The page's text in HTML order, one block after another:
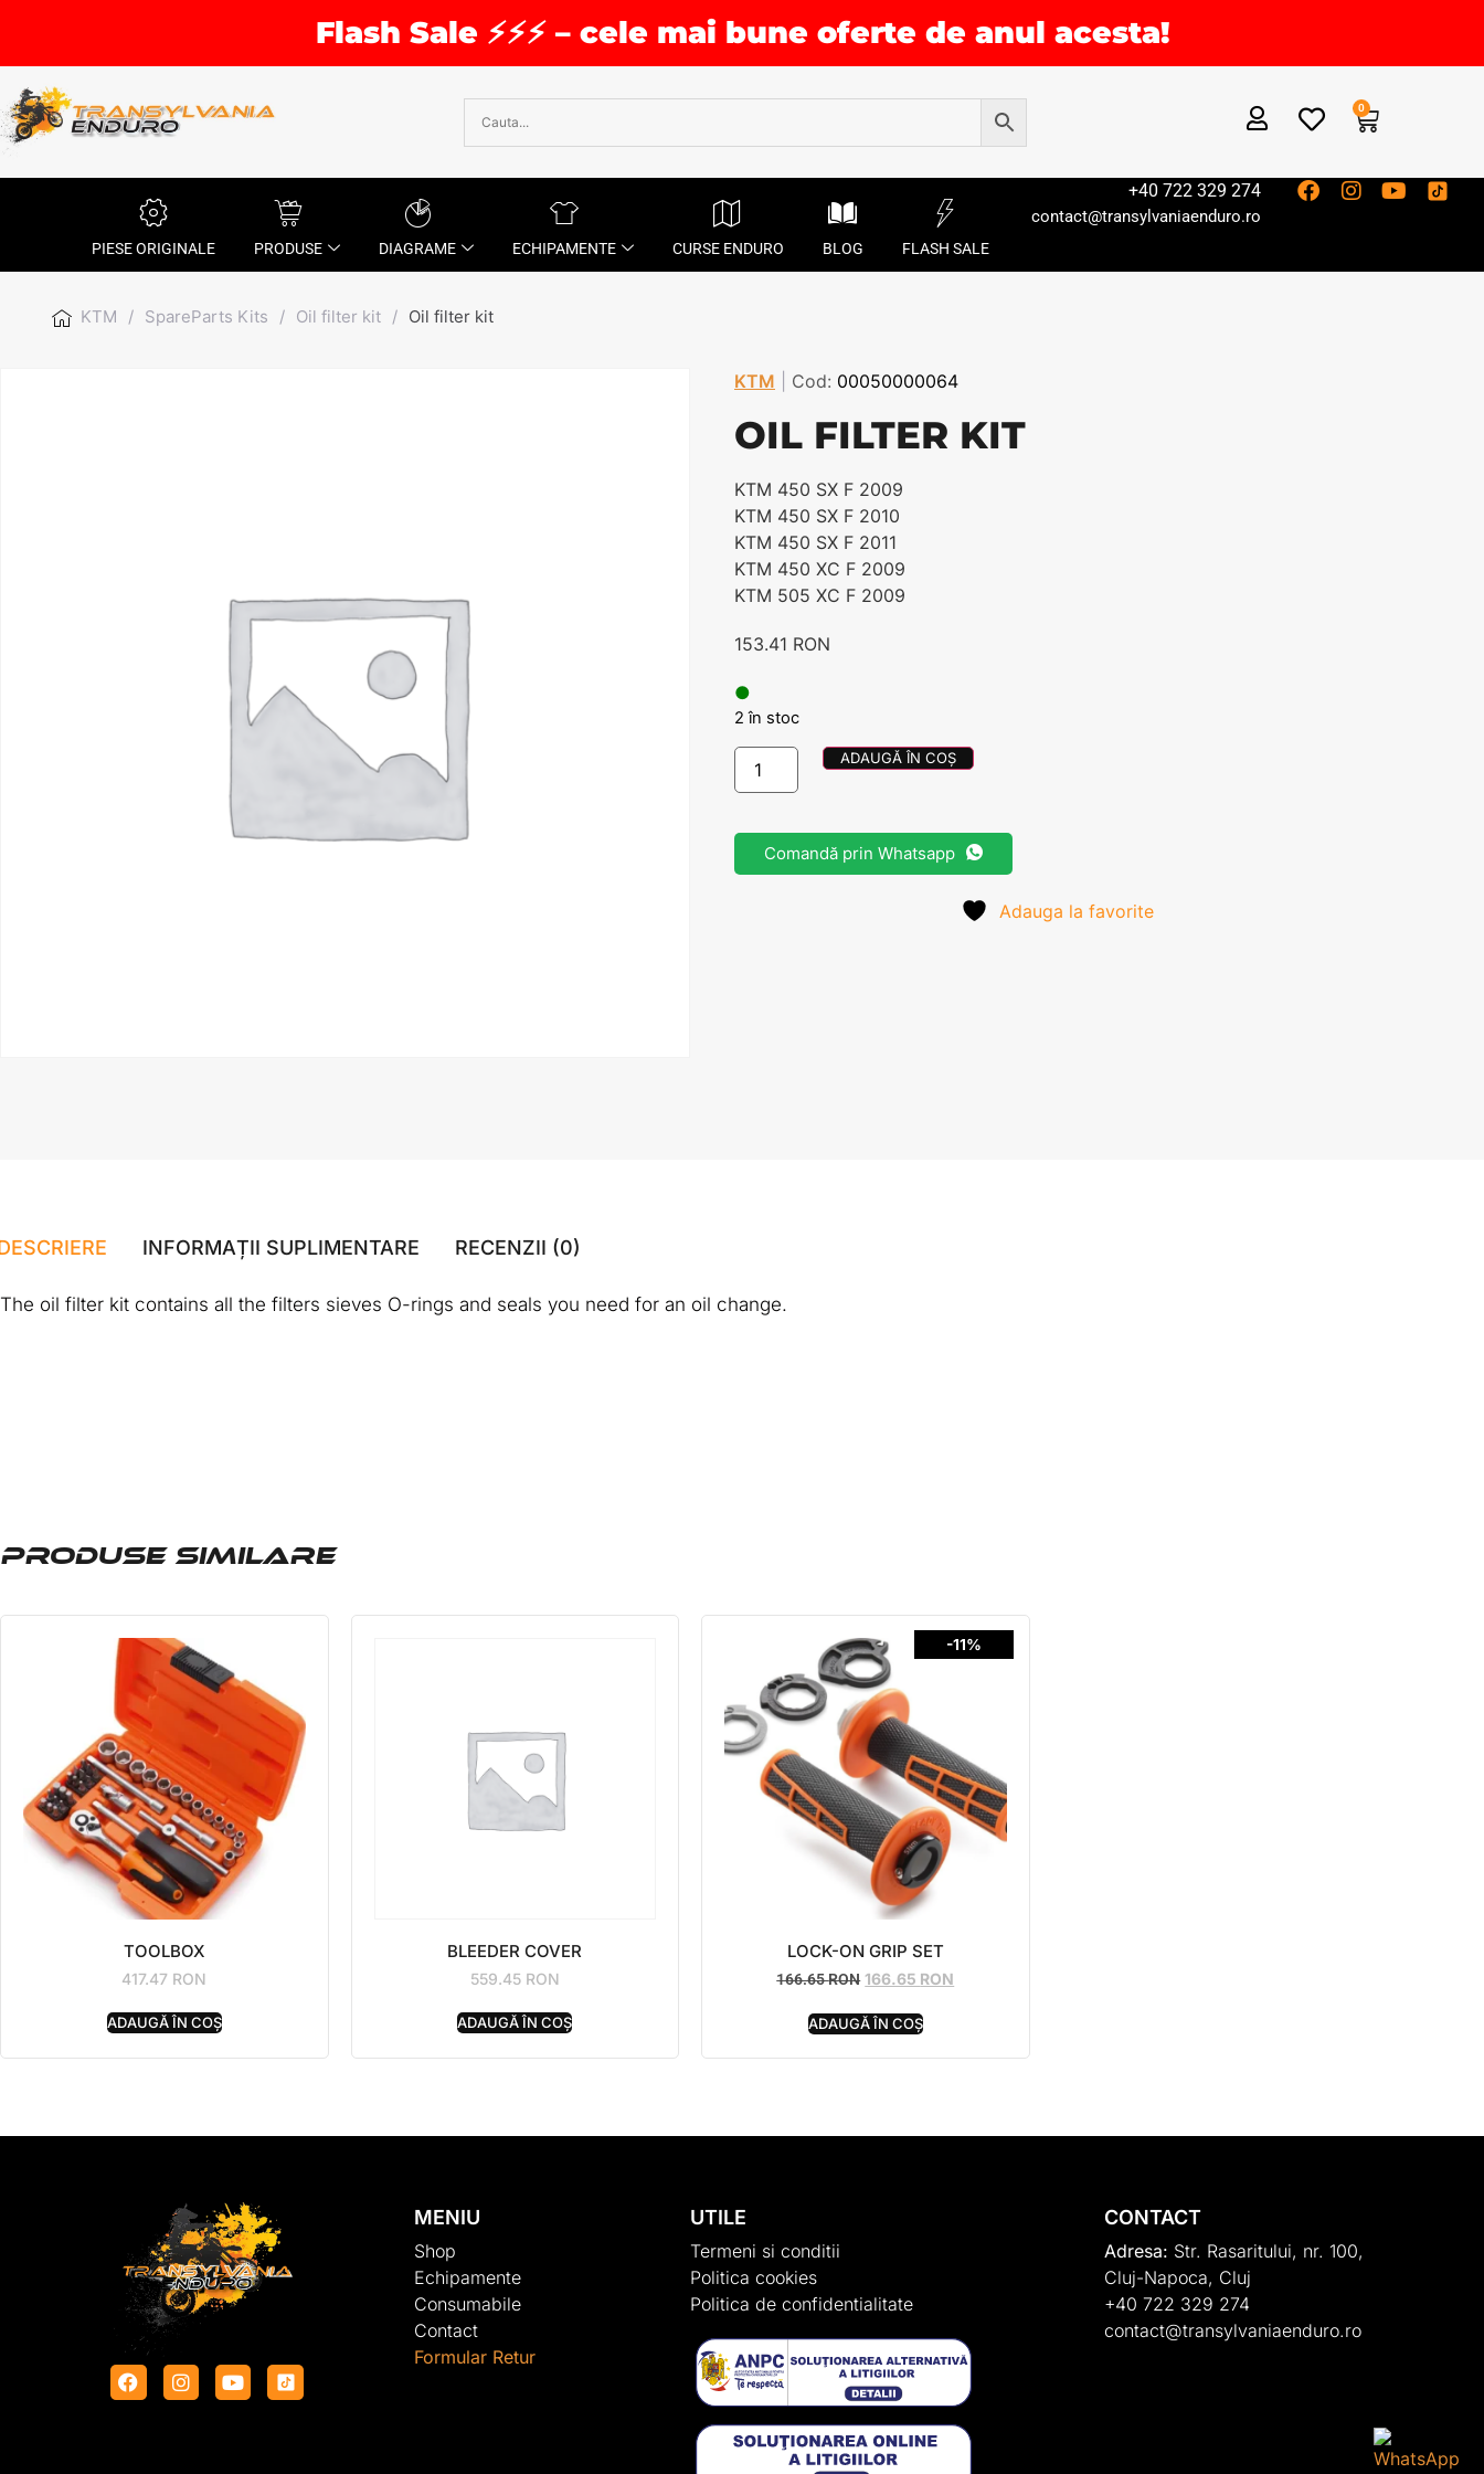
Flash Sale ⚡⚡⚡ – cele mai bune oferte de anul acesta!
0
PIESE ORIGINALE PRODUSE DIAGRAME ECHIPAMENTE CURSE ENDURO BLOG FLASH SALE
+40 722 329 274
contact@transylvaniaenduro.ro
KTM / SpareParts Kits / Oil filter kit / Oil filter kit
KTM Cod: 00050000064
OIL FILTER KIT
KTM 450 SX F 2009
KTM 450 SX F 2010
KTM 450 SX F 2011
KTM 450 XC F 2009
KTM 505 XC F 2009
153.41 RON
●
2 în stoc
ADAUGĂ ÎN COȘ
Comandă prin Whatsapp
Adauga la favorite
INFORMAȚII SUPLIMENTARE RECENZII (0)
The oil filter kit contains all the filters sieves O-rings and seals you need for an oil change.
PRODUSE SIMILARE
TOOLBOX
417.47 RON
ADAUGĂ ÎN COȘ
BLEEDER COVER
559.45 RON
ADAUGĂ ÎN COȘ
-11%
LOCK-ON GRIP SET
166.65RON 166.65 RON
ADAUGĂ ÎN COȘ
MENIU
Shop
Echipamente
Consumabile
Contact
Formular Retur
UTILE
Termeni si conditii
Politica cookies
Politica de confidentialitate
CONTACT
Adresa: Str. Rasaritului, nr. 100,
Cluj-Napoca, Cluj
+40 722 329 274
contact@transylvaniaenduro.ro